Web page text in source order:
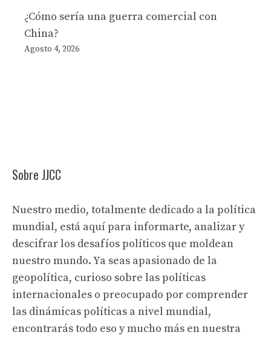
¿Cómo sería una guerra comercial con
China?
Agosto 4, 2026
Sobre JJCC
Nuestro medio, totalmente dedicado a la política
mundial, está aquí para informarte, analizar y
descifrar los desafíos políticos que moldean
nuestro mundo. Ya seas apasionado de la
geopolítica, curioso sobre las políticas
internacionales o preocupado por comprender
las dinámicas políticas a nivel mundial,
encontrarás todo eso y mucho más en nuestra